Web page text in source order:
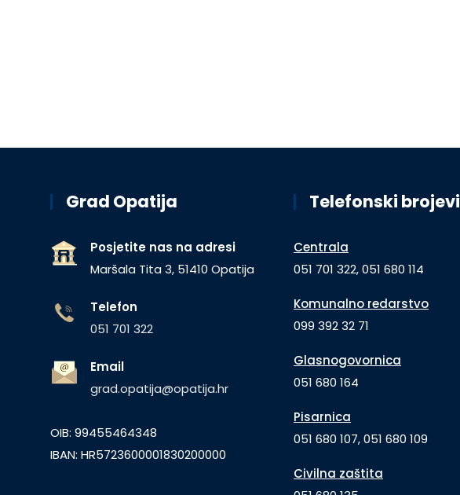
Grad Opatija
Posjetite nas na adresi
Maršala Tita 3, 51410 Opatija
Telefon
051 701 322
Email
grad.opatija@opatija.hr
OIB: 99455464348
IBAN: HR5723600001830200000
Telefonski brojevi
Centrala
051 701 322, 051 680 114
Komunalno redarstvo
099 392 32 71
Glasnogovornica
051 680 164
Pisarnica
051 680 107, 051 680 109
Civilna zaštita